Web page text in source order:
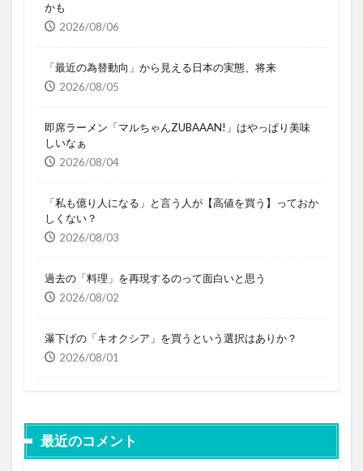
かも
2026/08/06
「最近の為替動向」から見える日本の実態、将来
2026/08/05
即席ラーメン「マルちゃんZUBAAAN!」はやっぱり美味
しいなぁ
2026/08/04
「私も億り人になる」と言う人が【高値を買う】っておか
しくない？
2026/08/03
過去の「料理」を再現するのって面白いと思う
2026/08/02
瀑下げの「キオクシア」を買うという選択はありか？
2026/08/01
最近のコメント